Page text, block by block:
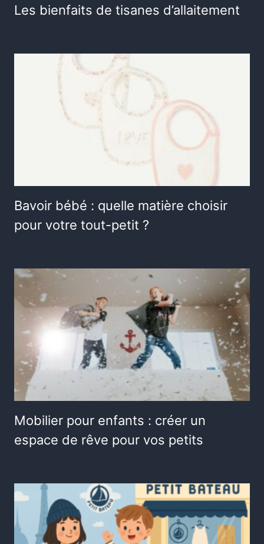
Les bienfaits de tisanes d’allaitement
Bavoir bébé : quelle matière choisir
pour votre tout-petit ?
Mobilier pour enfants : créer un
espace de rêve pour vos petits